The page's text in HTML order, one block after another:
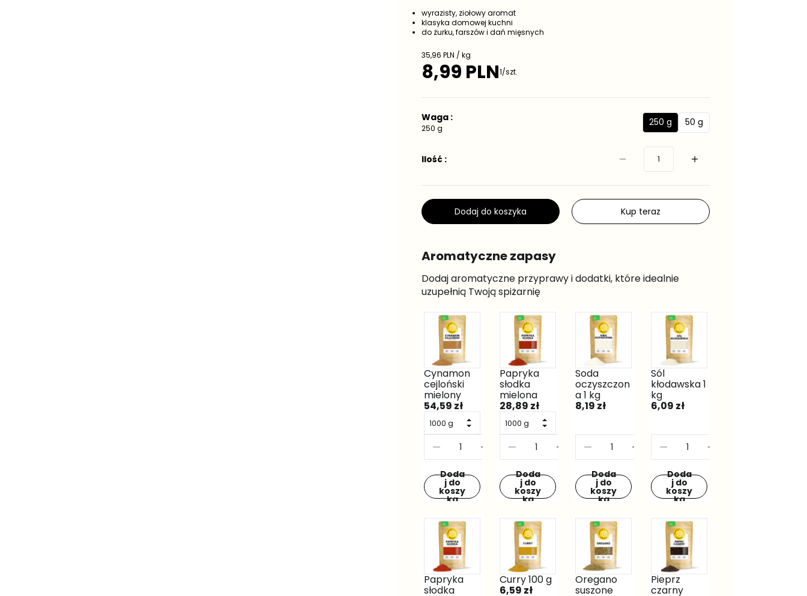
wyrazisty, ziołowy aromat
klasyka domowej kuchni
do żurku, farszów i dań mięsnych
C
e
n
d
n
o
k
a
35,96 PLN / kg
C
n
r
e
l
r
a
8,99 PLN1/szt.
Waga :
250 g
2
250 g
5
50 g
Ilość :
Dodaj do koszyka Kup teraz